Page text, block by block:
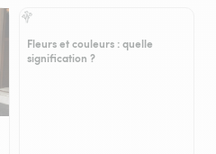
Fleurs et couleurs : quelle
signification ?